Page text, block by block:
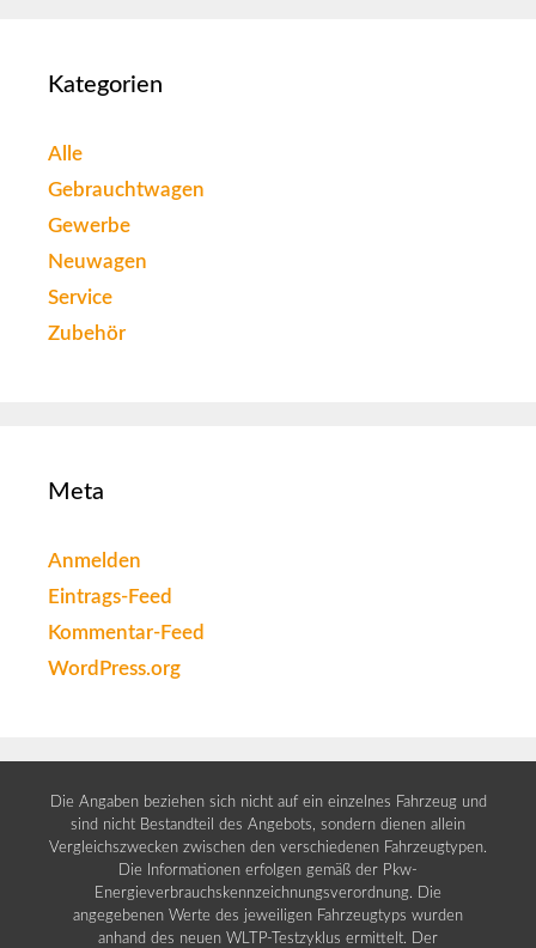
Kategorien
Alle
Gebrauchtwagen
Gewerbe
Neuwagen
Service
Zubehör
Meta
Anmelden
Eintrags-Feed
Kommentar-Feed
WordPress.org
Die Angaben beziehen sich nicht auf ein einzelnes Fahrzeug und
sind nicht Bestandteil des Angebots, sondern dienen allein
Vergleichszwecken zwischen den verschiedenen Fahrzeugtypen.
Die Informationen erfolgen gemäß der Pkw-
Energieverbrauchskennzeichnungsverordnung. Die
angegebenen Werte des jeweiligen Fahrzeugtyps wurden
anhand des neuen WLTP-Testzyklus ermittelt. Der